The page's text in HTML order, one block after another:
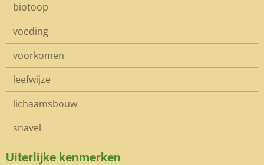
biotoop
voeding
voorkomen
leefwijze
lichaamsbouw
snavel
Uiterlijke kenmerken